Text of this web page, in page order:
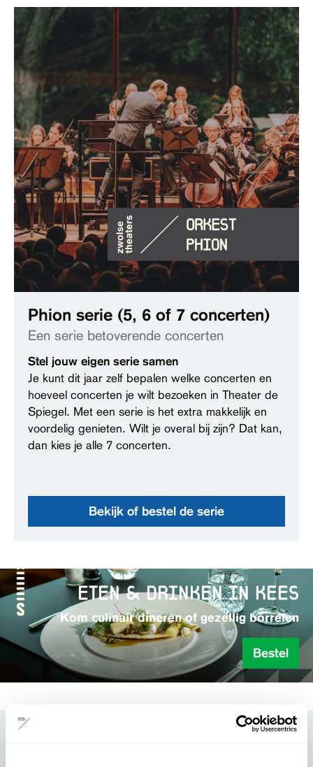
Phion serie (5, 6 of 7 concerten)
Een serie betoverende concerten
Stel jouw eigen serie samen
Je kunt dit jaar zelf bepalen welke concerten en
hoeveel concerten je wilt bezoeken in Theater de
Spiegel. Met een serie is het extra makkelijk en
voordelig genieten. Wilt je overal bij zijn? Dat kan,
dan kies je alle 7 concerten.
Bekijk of bestel de serie
eten & drinken in kees
Kom culinair dineren of gezellig borrelen
Bestel